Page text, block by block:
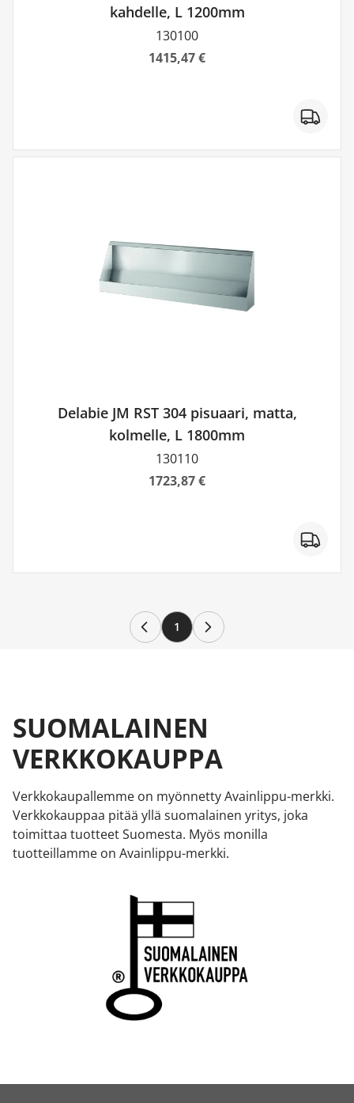
kahdelle, L 1200mm
130100
1415,47 €
Delabie JM RST 304 pisuaari, matta,
kolmelle, L 1800mm
130110
1723,87 €
1
SUOMALAINEN
VERKKOKAUPPA
Verkkokaupallemme on myönnetty Avainlippu-merkki.
Verkkokauppaa pitää yllä suomalainen yritys, joka
toimittaa tuotteet Suomesta. Myös monilla
tuotteillamme on Avainlippu-merkki.